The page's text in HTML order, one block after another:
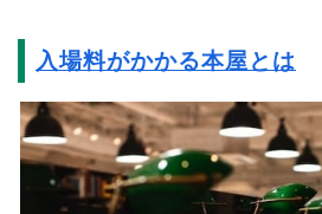
入場料がかかる本屋とは